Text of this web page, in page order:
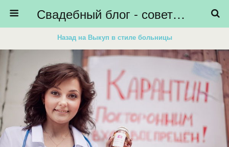
Свадебный блог - советы невестам, подготовка к свадьбе - HiBride
Назад на Выкуп в стиле больницы